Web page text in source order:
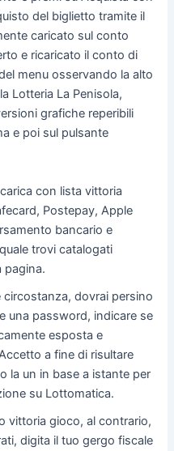
del biglietto tramite il
caricato sul conto
e ricaricato il conto di
menu osservando la alto
Lotteria La Penisola,
grafiche reperibili
e poi sul pulsante
con lista vittoria
Postepay, Apple
bancario e
trovi catalogati
pagina.
circostanza, dovrai persino
una password, indicare se
esposta e
a fine di risultare
la un in base a istante per
su Lottomatica.
vittoria gioco, al contrario,
digita il tuo gergo fiscale